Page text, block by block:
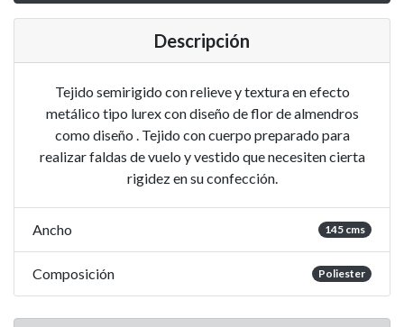
Descripción
Tejido semirigido con relieve y textura en efecto
metálico tipo lurex con diseño de flor de almendros
como diseño . Tejido con cuerpo preparado para
realizar faldas de vuelo y vestido que necesiten cierta
rigidez en su confección.
Ancho 145 cms
Composición Poliester